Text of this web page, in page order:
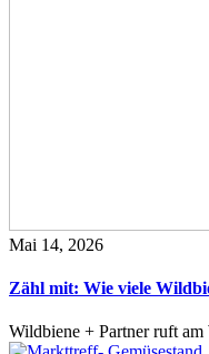
Mai 14, 2026
Zähl mit: Wie viele
Wildbiene + Partner ruft